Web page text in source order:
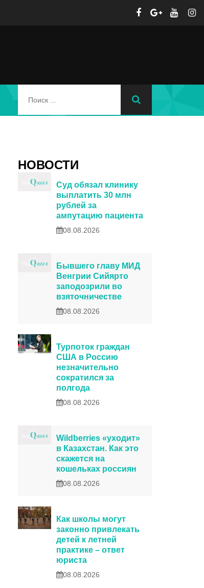
НОВОСТИ
Суд обязал клинику
выплатить 30 млн
рублей за
ампутацию пациента
08.08.2026
Бывшего главу МИД
Венгрии Сийярто
заподозрили во
взяточничестве
08.08.2026
Турпоток граждан
США в Россию
незначительно
сократился за
полгода
08.08.2026
Wildberries «уходит»
в Казахстан. Как это
скажется на
кошельках россиян
08.08.2026
Как школы могут
законно привлекать
детей к летней
практике – ответ
юриста
08.08.2026